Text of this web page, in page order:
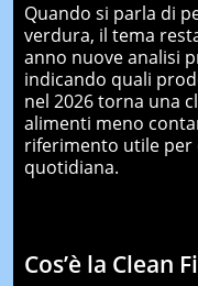
Quando si parla di
verdura, il tema
anno nuove analisi
indicando quali
nel 2026 torna una
alimenti meno
riferimento utile per
quotidiana.
Cos’è la Clean